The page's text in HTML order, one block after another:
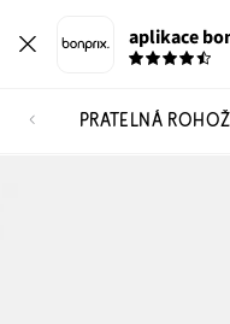
aplikace
PRATELNÁ